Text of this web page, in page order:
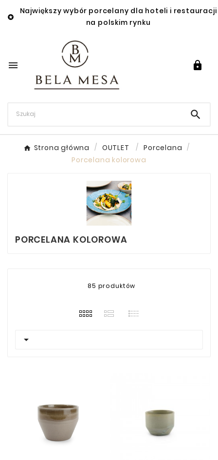

Największy wybór porcelany dla hoteli i restauracji
na polskim rynku
 

Strona główna OUTLET
Porcelana
Porcelana kolorowa
PORCELANA KOLOROWA
85 produktów
